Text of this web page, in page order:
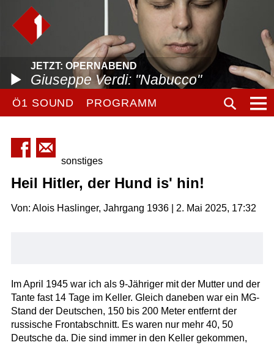
JETZT: OPERNABEND
Giuseppe Verdi: "Nabucco"
Ö1 SOUND PROGRAMM
sonstiges
Heil Hitler, der Hund is' hin!
Von: Alois Haslinger, Jahrgang 1936 | 2. Mai 2025, 17:32
Im April 1945 war ich als 9-Jähriger mit der Mutter und der
Tante fast 14 Tage im Keller. Gleich daneben war ein MG-
Stand der Deutschen, 150 bis 200 Meter entfernt der
russische Frontabschnitt. Es waren nur mehr 40, 50
Deutsche da. Die sind immer in den Keller gekommen,